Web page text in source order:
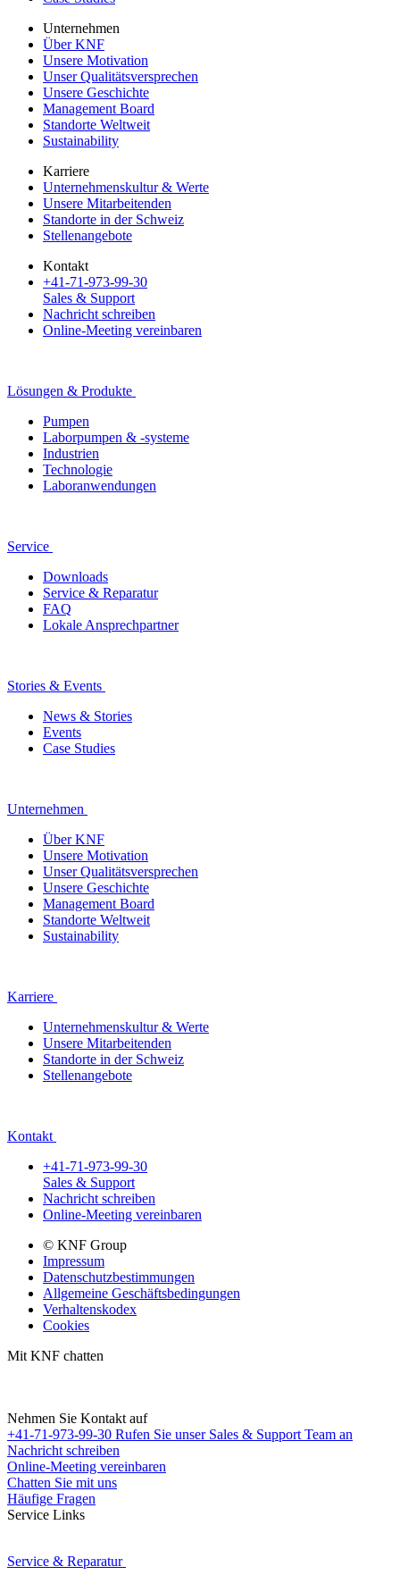
Unternehmen
Über KNF
Unsere Motivation
Unser Qualitätsversprechen
Unsere Geschichte
Management Board
Standorte Weltweit
Sustainability
Karriere
Unternehmenskultur & Werte
Unsere Mitarbeitenden
Standorte in der Schweiz
Stellenangebote
Kontakt
+41-71-973-99-30
Sales & Support
Nachricht schreiben
Online-Meeting vereinbaren
Lösungen & Produkte
Pumpen
Laborpumpen & -systeme
Industrien
Technologie
Laboranwendungen
Service
Downloads
Service & Reparatur
FAQ
Lokale Ansprechpartner
Stories & Events
News & Stories
Events
Case Studies
Unternehmen
Über KNF
Unsere Motivation
Unser Qualitätsversprechen
Unsere Geschichte
Management Board
Standorte Weltweit
Sustainability
Karriere
Unternehmenskultur & Werte
Unsere Mitarbeitenden
Standorte in der Schweiz
Stellenangebote
Kontakt
+41-71-973-99-30
Sales & Support
Nachricht schreiben
Online-Meeting vereinbaren
© KNF Group
Impressum
Datenschutzbestimmungen
Allgemeine Geschäftsbedingungen
Verhaltenskodex
Cookies
Mit KNF chatten
Nehmen Sie Kontakt auf
+41-71-973-99-30 Rufen Sie unser Sales & Support Team an
Nachricht schreiben
Online-Meeting vereinbaren
Chatten Sie mit uns
Häufige Fragen
Service Links
Service & Reparatur